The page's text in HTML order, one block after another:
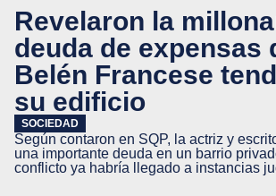
Revelaron la
deuda de expensas
Belén Francese
su edificio
SOCIEDAD
Según contaron en SQP, la actriz y
una importante deuda en un barrio
conflicto ya habría llegado a instancias